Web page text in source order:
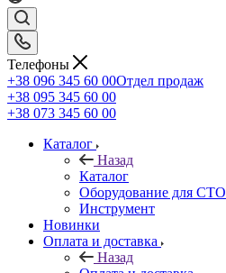
Телефоны
+38 096 345 60 00Отдел продаж
+38 095 345 60 00
+38 073 345 60 00
Каталог
Назад
Каталог
Оборудование для СТО
Инструмент
Новинки
Оплата и доставка
Назад